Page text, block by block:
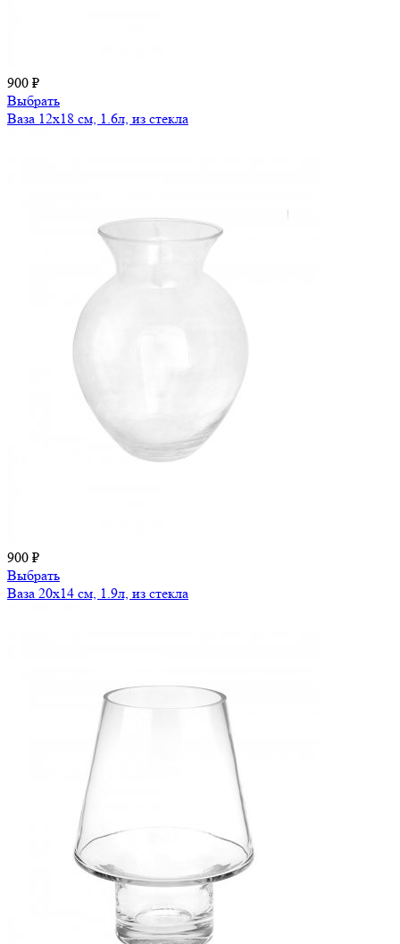
900 ₽
Выбрать
Ваза 12х18 см, 1.6л, из стекла
900 ₽
Выбрать
Ваза 20х14 см, 1.9л, из стекла